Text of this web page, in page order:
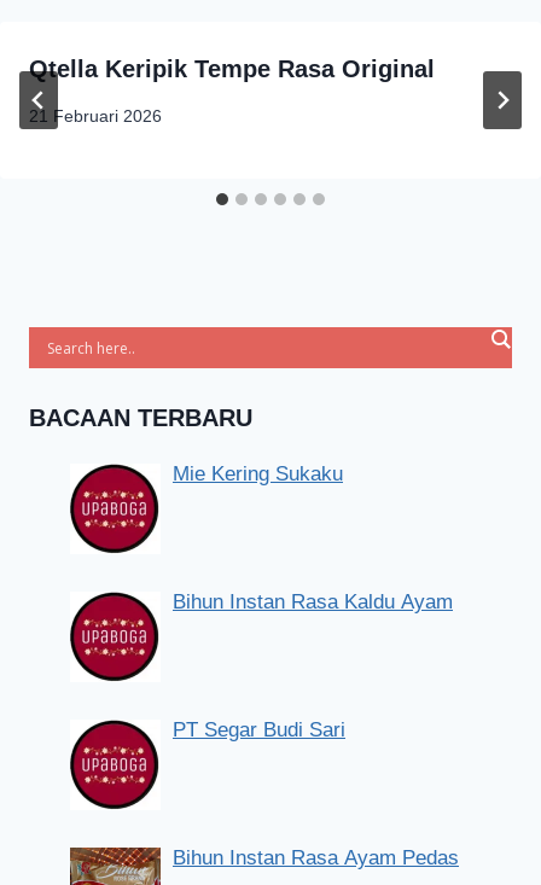
Qtella Keripik Tempe Rasa Original
21 Februari 2026
BACAAN TERBARU
Mie Kering Sukaku
Bihun Instan Rasa Kaldu Ayam
PT Segar Budi Sari
Bihun Instan Rasa Ayam Pedas